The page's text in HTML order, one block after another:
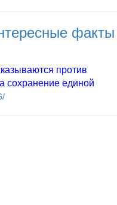
факты
против
сохранение единой